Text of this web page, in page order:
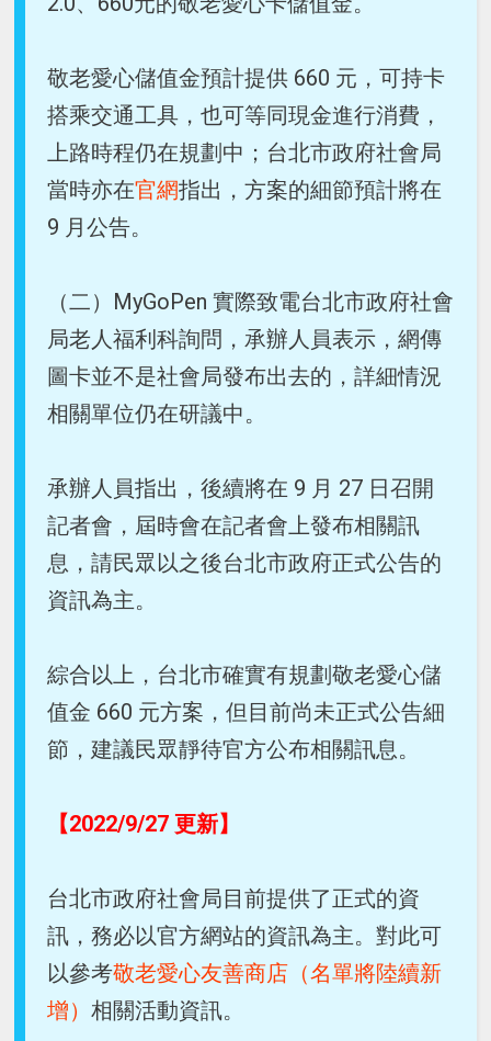
敬老愛心儲值金預計提供 660 元，可持卡
搭乘交通工具，也可等同現金進行消費，
上路時程仍在規劃中；台北市政府社會局
當時亦在官網指出，方案的細節預計將在
9 月公告。
（二）MyGoPen 實際致電台北市政府社會
局老人福利科詢問，承辦人員表示，網傳
圖卡並不是社會局發布出去的，詳細情況
相關單位仍在研議中。
承辦人員指出，後續將在 9 月 27 日召開
記者會，屆時會在記者會上發布相關訊
息，請民眾以之後台北市政府正式公告的
資訊為主。
綜合以上，台北市確實有規劃敬老愛心儲
值金 660 元方案，但目前尚未正式公告細
節，建議民眾靜待官方公布相關訊息。
【2022/9/27 更新】
台北市政府社會局目前提供了正式的資
訊，務必以官方網站的資訊為主。對此可
以參考敬老愛心友善商店（名單將陸續新
增）相關活動資訊。